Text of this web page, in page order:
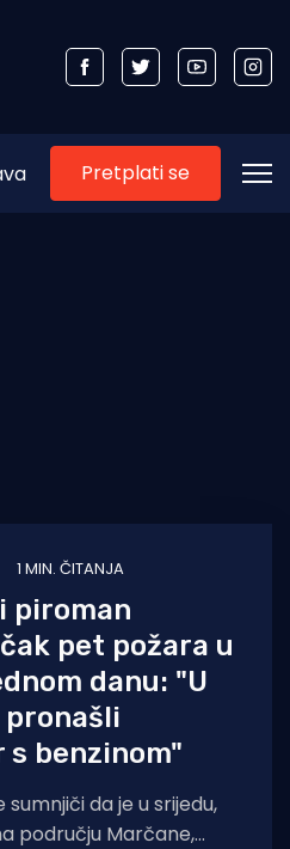
Pretplati se
1 MIN. ČITANJA
piroman
pet požara u
danu: "U
pronašli
s benzinom"
sumnjiči da je u srijedu,
području Marčane,